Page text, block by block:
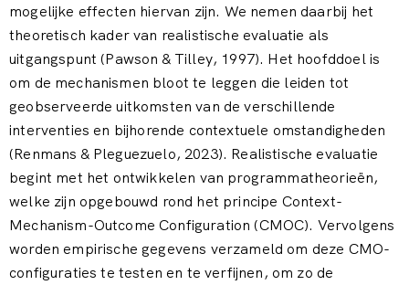
mogelijke effecten hiervan zijn. We nemen daarbij het
theoretisch kader van realistische evaluatie als
uitgangspunt (Pawson & Tilley, 1997). Het hoofddoel is
om de mechanismen bloot te leggen die leiden tot
geobserveerde uitkomsten van de verschillende
interventies en bijhorende contextuele omstandigheden
(Renmans & Pleguezuelo, 2023). Realistische evaluatie
begint met het ontwikkelen van programmatheorieën,
welke zijn opgebouwd rond het principe Context-
Mechanism-Outcome Configuration (CMOC). Vervolgens
worden empirische gegevens verzameld om deze CMO-
configuraties te testen en te verfijnen, om zo de